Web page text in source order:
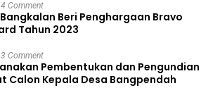
4 Comment
Beri Penghargaan Bravo
Tahun 2023
3 Comment
Pembentukan dan Pengundian
Calon Kepala Desa Bangpendah